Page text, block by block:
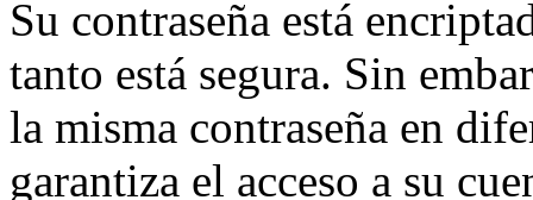
Su contraseña está
tanto está segura. Sin
la misma contraseña en
garantiza el acceso a su